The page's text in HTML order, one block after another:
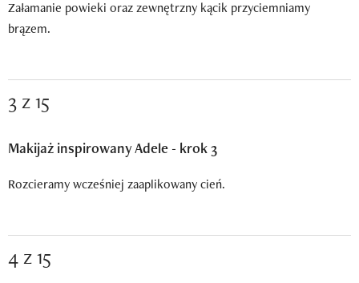
Załamanie powieki oraz zewnętrzny kącik przyciemniamy
brązem.
3 z 15
Makijaż inspirowany Adele - krok 3
Rozcieramy wcześniej zaaplikowany cień.
4 z 15